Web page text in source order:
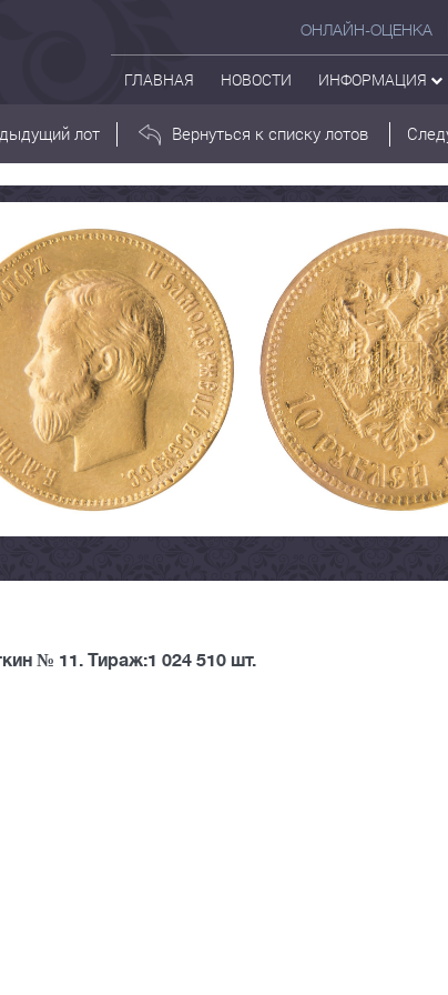
ОНЛАЙН-ОЦЕНКА
ГЛАВНАЯ НОВОСТИ ИНФОРМАЦИЯ
лот Вернуться к списку лотов
№ 11. Тираж:1 024 510 шт.